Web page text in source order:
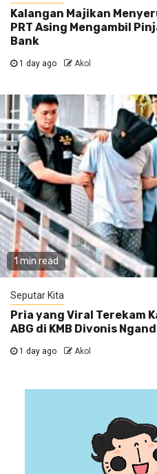
Kalangan Majikan
PRT Asing Mengambil
Bank
1 day ago Akol
1 min read
Seputar Kita
Pria yang Viral Terekam
ABG di KMB Divonis
1 day ago Akol